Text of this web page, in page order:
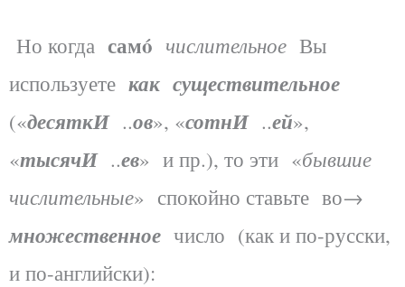
Но когда самó числительное Вы
используете как существительное
(«десяткИ..ов», «сотнИ..ей»,
«тысячИ..ев» и пр.), то эти «бывшие
числительные» спокойно ставьте во→
множественное число (как и по-русски,
и по-английски):